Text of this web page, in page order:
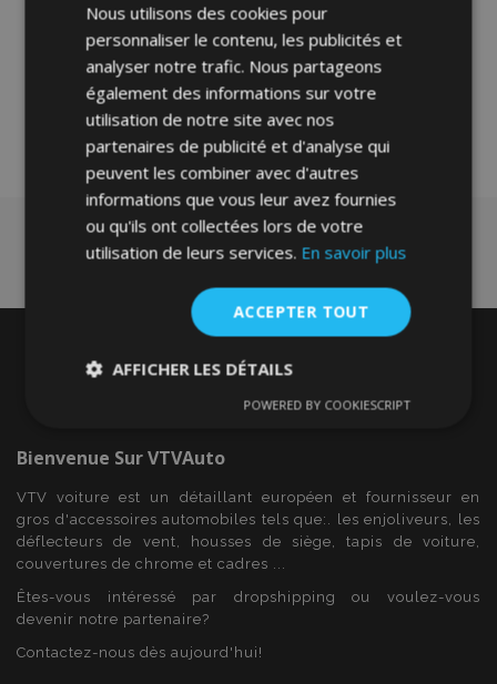
Ajouter
à la
liste
d'achats
Bienvenue SurVTVAuto
VTV voiture est un détaillant européen et fournisseur en
gros d'accessoires automobiles tels que:. les enjoliveurs, les
déflecteurs de vent, housses de siège, tapis de voiture,
couvertures de chrome et cadres ...
Êtes-vous intéressé par dropshipping ou voulez-vous
devenir notre partenaire?
Contactez-nous dès aujourd'hui!
Nous utilisons des cookies pour
personnaliser le contenu, les publicités et
analyser notre trafic. Nous partageons
également des informations sur votre
utilisation de notre site avec nos
partenaires de publicité et d'analyse qui
peuvent les combiner avec d'autres
informations que vous leur avez fournies
ou qu'ils ont collectées lors de votre
utilisation de leurs services. En savoir plus
ACCEPTER TOUT
AFFICHER LES DÉTAILS
Performance Ciblage
Fonctionnalité
POWERED BY COOKIESCRIPT